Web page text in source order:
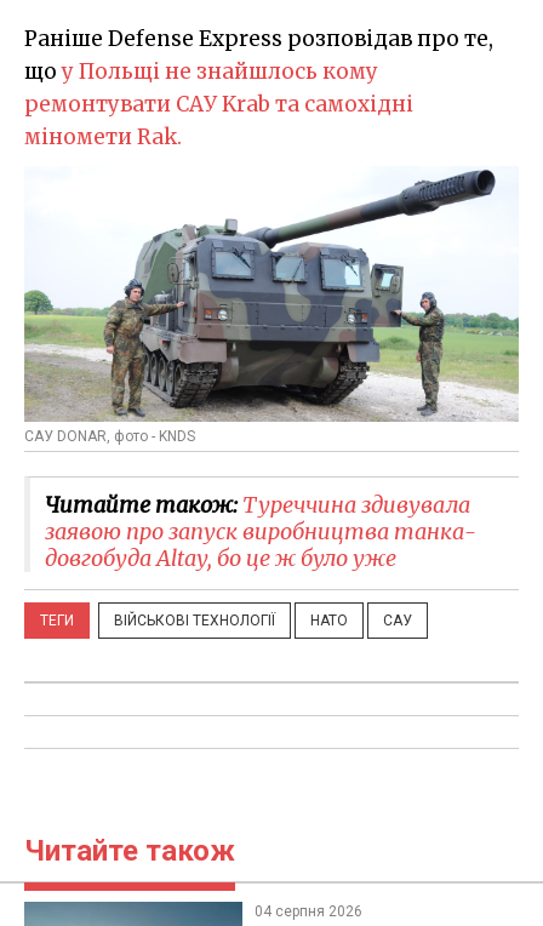
Раніше Defense Express розповідав про те,
щоу Польщі не знайшлось кому
ремонтувати САУ Krab та самохідні
міномети Rak.
САУ DONAR, фото - KNDS
Читайте також:Туреччина здивувала
заявою про запуск виробництва танка-
довгобуда Altay, бо це ж було уже
ТЕГИ ВІЙСЬКОВІ ТЕХНОЛОГІЇ НАТО САУ
Читайте також
04 серпня 2026